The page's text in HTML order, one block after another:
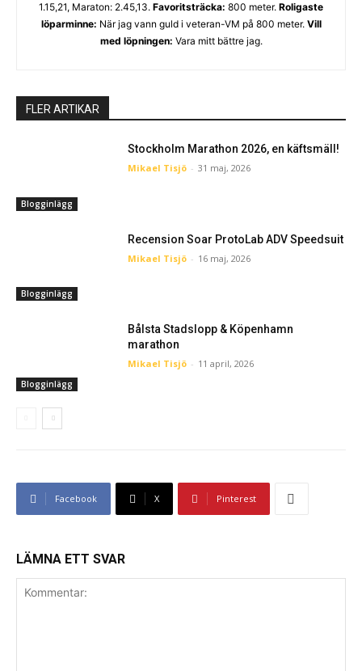
1.15,21, Maraton: 2.45,13. Favoritsträcka: 800 meter. Roligaste
löparminne: När jag vann guld i veteran-VM på 800 meter. Vill
med löpningen: Vara mitt bättre jag.
FLER ARTIKAR
Blogginlägg
Stockholm Marathon 2026, en käftsmäll!
Mikael Tisjö - 31 maj, 2026
Blogginlägg
Recension Soar ProtoLab ADV Speedsuit
Mikael Tisjö - 16 maj, 2026
Blogginlägg
Bålsta Stadslopp & Köpenhamn
marathon
Mikael Tisjö - 11 april, 2026
Facebook X Pinterest
LÄMNA ETT SVAR